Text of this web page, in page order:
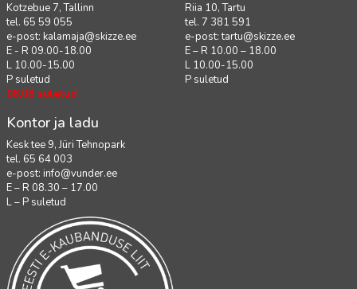
Kotzebue 7, Tallinn
tel. 65 59 055
e-post: kalamaja@skizze.ee
E - R 09.00-18.00
L 10.00-15.00
P suletud
08.08 suletud
Riia 10, Tartu
tel. 7 381 591
e-post:tartu@skizze.ee
E – R 10.00 – 18.00
L 10.00-15.00
P suletud
Kontor ja ladu
Kesk tee 9, Jüri Tehnopark
tel. 65 64 003
e-post: info@vunder.ee
E – R 08.30 – 17.00
L – P suletud